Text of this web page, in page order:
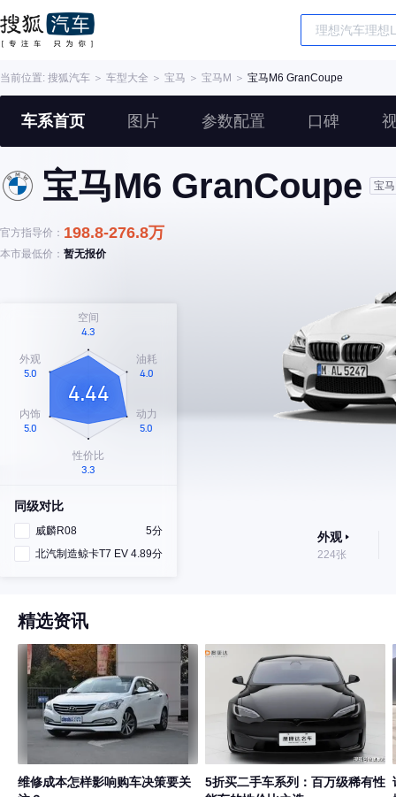
当前位置: 搜狐汽车 ＞ 车型大全 ＞ 宝马 ＞ 宝马M ＞ 宝马M6 GranCoupe
车系首页 图片 参数配置 口碑
宝马M6 GranCoupe 宝
官方指导价： 198.8-276.8万
本市最低价： 暂无报价
同级对比
威麟R08
5分
北汽制造鲸卡T7 EV 4.89分
外观
224张
精选资讯
维修成本怎样影响购车决策要关
5折买二手车系列：百万级稀有性